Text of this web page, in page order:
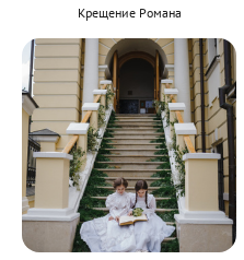
Крещение Романа